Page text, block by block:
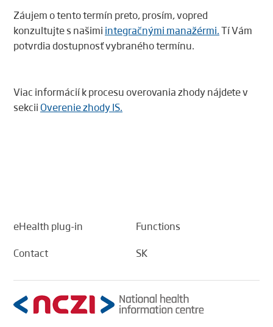
Záujem o tento termín preto, prosím, vopred
konzultujte s našimi integračnými manažérmi.Tí Vám
potvrdia dostupnosť vybraného termínu.
Viac informácií k procesu overovania zhody nájdete v
sekciiOverenie zhody IS.
eHealth plug-in
Functions
Contact
SK